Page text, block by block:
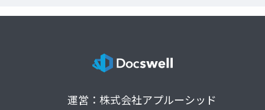
運営：株式会社アプルーシッド